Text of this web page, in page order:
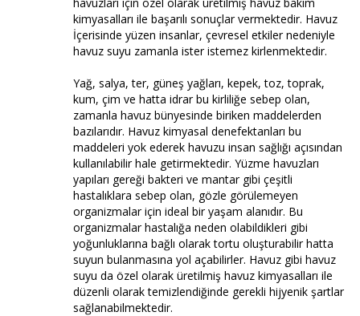
kimyasalları ile başarılı sonuçlar vermektedir. Havuz
İçerisinde yüzen insanlar, çevresel etkiler nedeniyle
havuz suyu zamanla ister istemez kirlenmektedir.
Yağ, salya, ter, güneş yağları, kepek, toz, toprak,
kum, çim ve hatta idrar bu kirliliğe sebep olan,
zamanla havuz bünyesinde biriken maddelerden
bazılarıdır. Havuz kimyasal denefektanları bu
maddeleri yok ederek havuzu insan sağlığı açısından
kullanılabilir hale getirmektedir. Yüzme havuzları
yapıları gereği bakteri ve mantar gibi çeşitli
hastalıklara sebep olan, gözle görülemeyen
organizmalar için ideal bir yaşam alanıdır. Bu
organizmalar hastalığa neden olabildikleri gibi
yoğunluklarına bağlı olarak tortu oluşturabilir hatta
suyun bulanmasına yol açabilirler. Havuz gibi havuz
suyu da özel olarak üretilmiş havuz kimyasalları ile
düzenli olarak temizlendiğinde gerekli hijyenik şartlar
sağlanabilmektedir.